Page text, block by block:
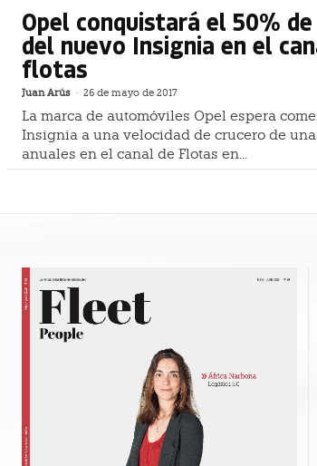
Opel conquistará el 50%
del nuevo Insignia en el
flotas
Juan Arús - 26 de mayo de 2017
La marca de automóviles Opel espera
Insignia a una velocidad de crucero de
anuales en el canal de Flotas en...